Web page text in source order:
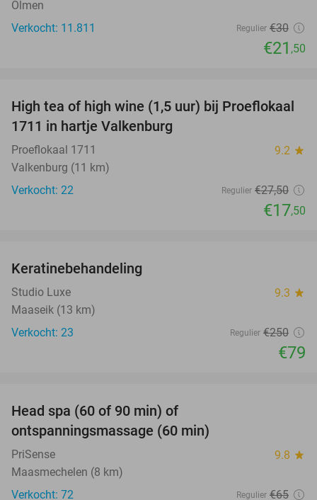
Olmen
Verkocht: 11.811
Regulier €30
€21 ,50
36%
High tea of high wine (1,5 uur) bij Proeflokaal
1711 in hartje Valkenburg
Proeflokaal 1711 9.2 star
Valkenburg (11 km)
Verkocht: 22
Regulier €27,50
€17,50
Keratinebehandeling
Studio Luxe 9.3 star
Maaseik (13 km)
Verkocht: 23
Regulier €250
€79
Head spa (60 of 90 min) of
ontspanningsmassage (60 min)
PriSense 9.8 star
Maasmechelen (8 km)
Verkocht: 72
Regulier €65